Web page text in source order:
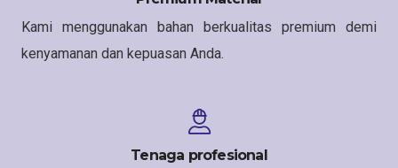
Kami menggunakan bahan berkualitas premium demi
kenyamanan dan kepuasan Anda.
Tenaga profesional